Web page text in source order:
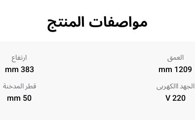
مواصفات المنتج
العمق
1209 mm
ارتفاع
383 mm
الجهد االكهربى
220 V
قطر المدخنة
50 mm